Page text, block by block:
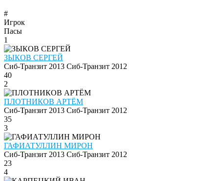
#
Игрок
Пасы
1
ЗЫКОВ СЕРГЕЙ
Сиб-Транзит 2013 Сиб-Транзит 2012
40
2
ПЛОТНИКОВ АРТЁМ
Сиб-Транзит 2013 Сиб-Транзит 2012
35
3
ГАФИАТУЛЛИН МИРОН
Сиб-Транзит 2013 Сиб-Транзит 2012
23
4